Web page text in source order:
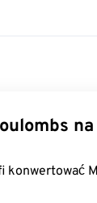
konwertować